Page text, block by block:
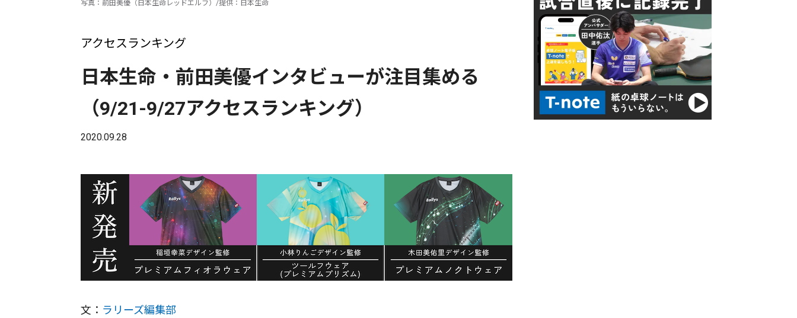
写真：前田美優（日本生命レッドエルフ）/提供：日本生命
アクセスランキング
日本生命・前田美優インタビューが注目集める
（9/21-9/27アクセスランキング）
2020.09.28
文： ラリーズ編集部